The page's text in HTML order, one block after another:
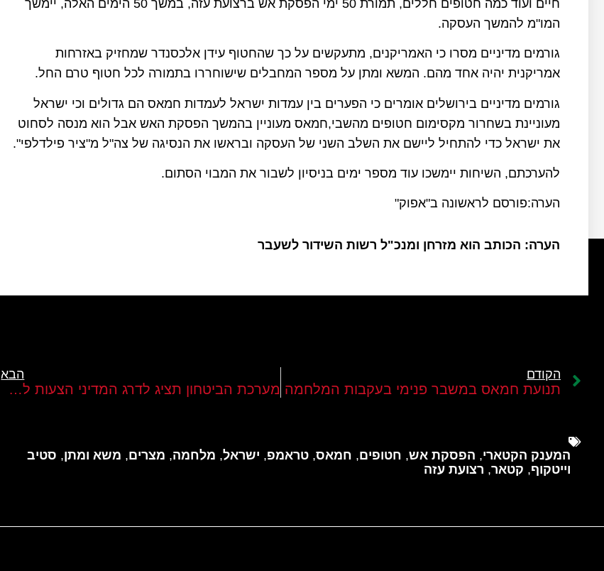
חיים ועוד כמה חטופים חללים, תמורת 50 ימי הפסקת אש ברצועת עזה, במשך 50 הימים האלה, יימשך
המו"מ להמשך העסקה.
גורמים מדיניים מסרו כי האמריקנים, מתעקשים על כך שהחטוף עידן אלכסנדר שמחזיק באזרחות
אמריקנית יהיה אחד מהם. המשא ומתן על מספר המחבלים שישוחררו בתמורה לכל חטוף טרם החל.
גורמים מדיניים בירושלים אומרים כי הפערים בין עמדות ישראל לעמדות חמאס הם גדולים וכי ישראל
מעוניינת בשחרור מקסימום חטופים מהשבי,חמאס מעוניין בהמשך הפסקת האש אבל הוא מנסה לסחוט
את ישראל כדי להתחיל ליישם את השלב השני של העסקה ובראשו את הנסיגה של צה"ל מ"ציר פילדלפי".
להערכתם, השיחות יימשכו עוד מספר ימים בניסיון לשבור את המבוי הסתום.
הערה:פורסם לראשונה ב"אפוק"
הערה: הכותב הוא מזרחן ומנכ"ל רשות השידור לשעבר
הקודם
תנועת חמאס במשבר פנימי בעקבות המלחמה
הבא
מערכת הביטחון תציג לדרג המדיני הצעות לפעילות צבאית תקיפה ברצועת עזה
המענק הקטארי, הפסקת אש, חטופים, חמאס, טראמפ, ישראל, מלחמה, מצרים, משא ומתן, סטיב
וייטקוף, קטאר, רצועת עזה